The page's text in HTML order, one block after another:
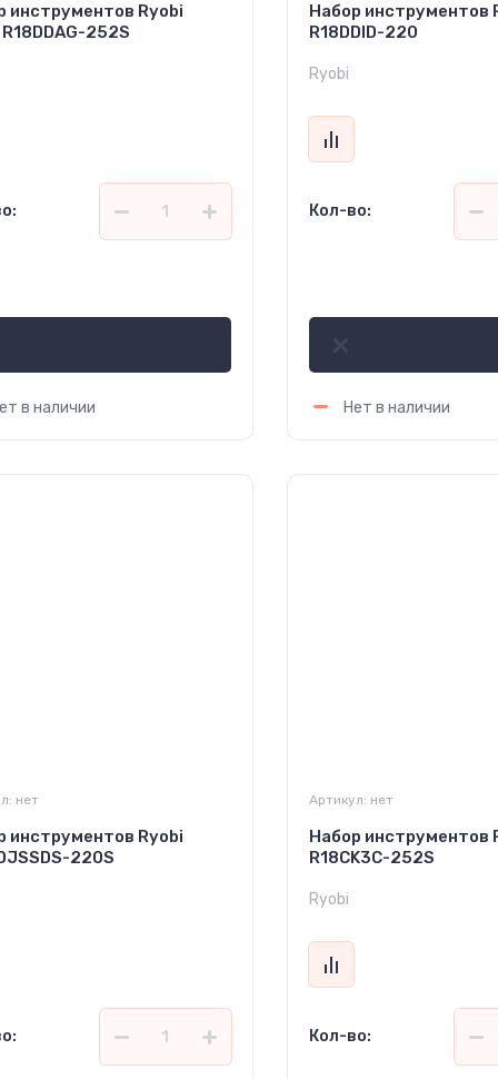
инструментов Ryobi
R18DDAG-252S
в наличии
Набор инструментов
R18DDID-220
Ryobi
Кол-во:
Нет в наличии
нет
инструментов Ryobi
220S
Артикул: нет
Набор инструментов
R18CK3C-252S
Ryobi
Кол-во: